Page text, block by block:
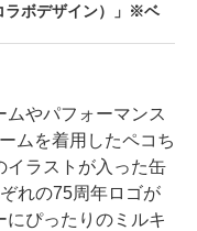
ラボデザイン）」※ベ
やパフォーマンス
ムを着用したペコち
イラストが入った缶
れの75周年ロゴが
にぴったりのミルキ